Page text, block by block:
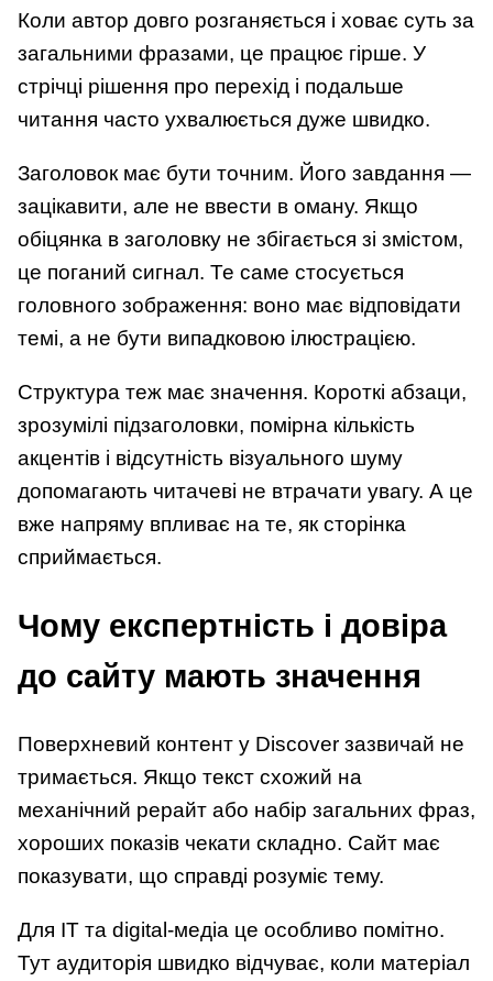
Коли автор довго розганяється і ховає суть за
загальними фразами, це працює гірше. У
стрічці рішення про перехід і подальше
читання часто ухвалюється дуже швидко.
Заголовок має бути точним. Його завдання —
зацікавити, але не ввести в оману. Якщо
обіцянка в заголовку не збігається зі змістом,
це поганий сигнал. Те саме стосується
головного зображення: воно має відповідати
темі, а не бути випадковою ілюстрацією.
Структура теж має значення. Короткі абзаци,
зрозумілі підзаголовки, помірна кількість
акцентів і відсутність візуального шуму
допомагають читачеві не втрачати увагу. А це
вже напряму впливає на те, як сторінка
сприймається.
Чому експертність і довіра
до сайту мають значення
Поверхневий контент у Discover зазвичай не
тримається. Якщо текст схожий на
механічний рерайт або набір загальних фраз,
хороших показів чекати складно. Сайт має
показувати, що справді розуміє тему.
Для IT та digital-медіа це особливо помітно.
Тут аудиторія швидко відчуває, коли матеріал